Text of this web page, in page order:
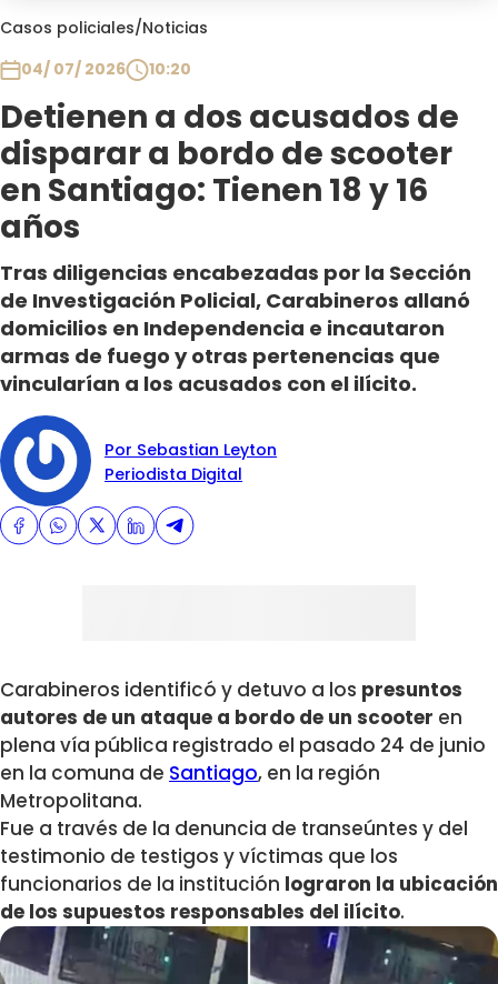
Casos policiales/Noticias
04/ 07/ 2026
10:20
Detienen a dos acusados de
disparar a bordo de scooter
en Santiago: Tienen 18 y 16
años
Tras diligencias encabezadas por la Sección
de Investigación Policial, Carabineros allanó
domicilios en Independencia e incautaron
armas de fuego y otras pertenencias que
vincularían a los acusados con el ilícito.
Por Sebastian Leyton
Periodista Digital
Carabineros identificó y detuvo a los presuntos
autores de un ataque a bordo de un scooter en
plena vía pública registrado el pasado 24 de junio
en la comuna de Santiago, en la región
Metropolitana.
Fue a través de la denuncia de transeúntes y del
testimonio de testigos y víctimas que los
funcionarios de la institución lograron la ubicación
de los supuestos responsables del ilícito.
Club De La Comedia
Plan Perfecto
El Tiempo
Sabingo
Todos Los Programas